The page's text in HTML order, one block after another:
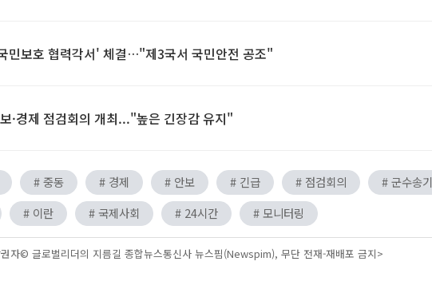
민보호 협력각서' 체결…"제3국서 국민안전 공조"
·경제 점검회의 개최..."높은 긴장감 유지"
# 중동 # 경제 # 안보 # 긴급 # 점검회의 # 군수송기
# 이란
# 국제사회 # 24시간 # 모니터링
자© 글로벌리더의 지름길 종합뉴스통신사 뉴스핌(Newspim), 무단 전재-재배포 금지>